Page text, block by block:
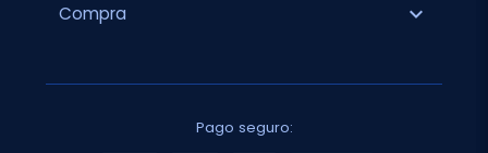
Compra expand_more
Pago seguro: